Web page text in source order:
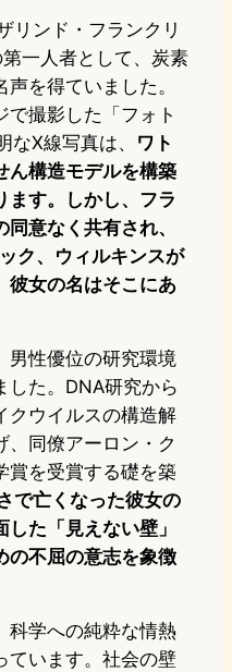
リンド・フランクリ
一人者として、炭素
を得ていました。
撮影した「フォト
なX線写真は、 ワト
ん構造モデルを構築
ます。しかし、フラ
意なく共有され、
ク、ウィルキンスが
彼女の名はそこにあ
男性優位の研究環境
した。DNA研究から
クウイルスの構造解
、同僚アーロン・ク
賞を受賞する礎を築
で亡くなった彼女の
た「見えない壁」
の不屈の意志を象徴
科学への純粋な情熱
ています。社会の壁